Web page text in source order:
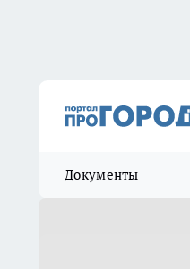
Документы